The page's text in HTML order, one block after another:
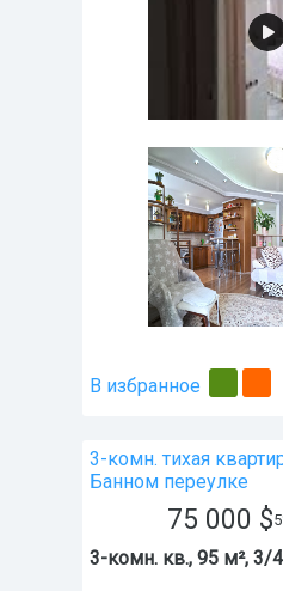
В избранное
3-комн. тихая
Банном переулке
75 000 $
3-комн. кв., 95 м², 3/